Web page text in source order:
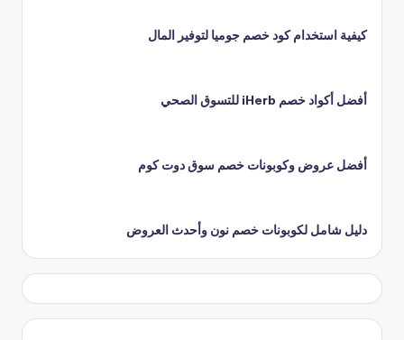
كيفية استخدام كود خصم جوميا لتوفير المال
أفضل أكواد خصم iHerb للتسوق الصحي
أفضل عروض وكوبونات خصم سوق دوت كوم
دليل شامل لكوبونات خصم نون وأحدث العروض